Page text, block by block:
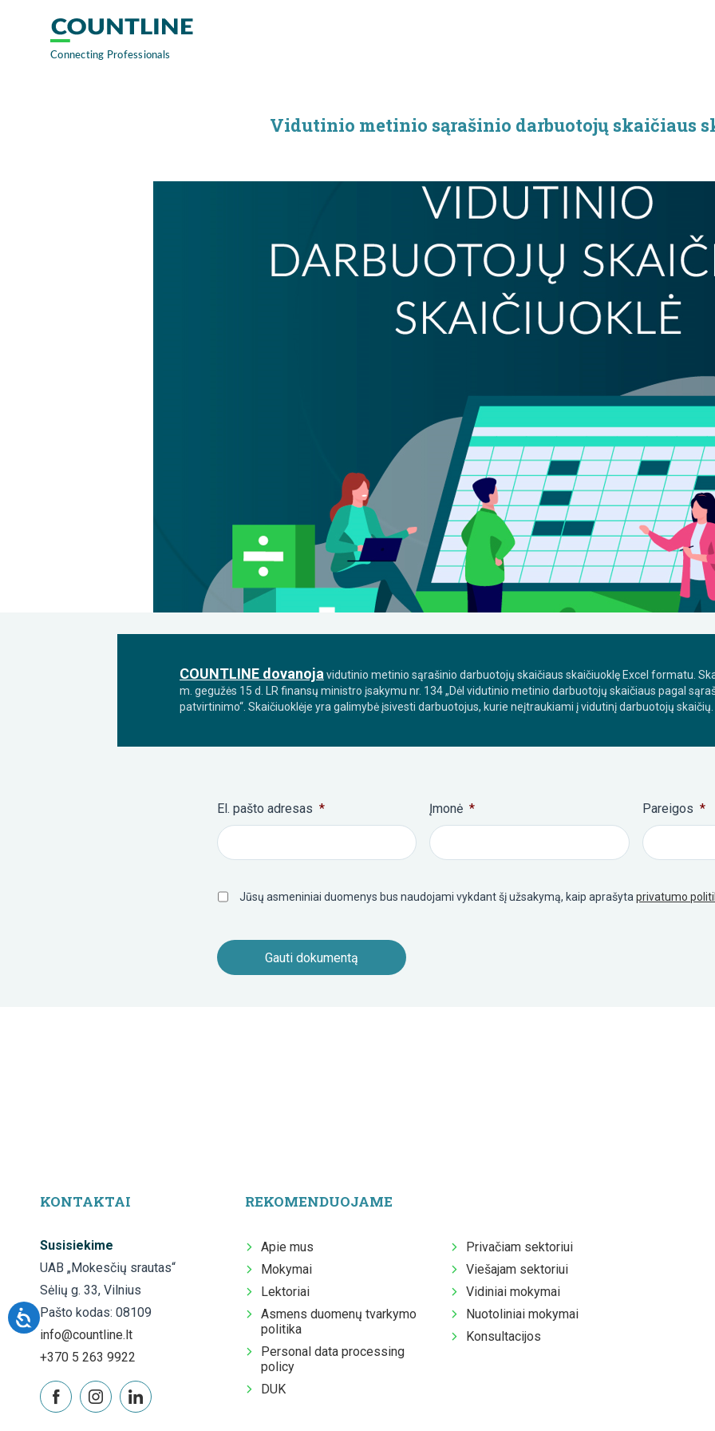
Vidutinio metinio sąrašinio darbuotojų skaičiaus
COUNTLINE dovanoja vidutinio metinio sąrašinio darbuotojų skaičiaus skaičiuoklę Excel formatu.
m. gegužės 15 d. LR finansų ministro įsakymu nr. 134 „Dėl vidutinio metinio darbuotojų skaičiaus pagal
patvirtinimo“. Skaičiuoklėje yra galimybė įsivesti darbuotojus, kurie neįtraukiami į vidutinį darbuotojų skaičių.
El. pašto adresas * Įmonė * Pareigos *
politika
*
Jūsų asmeniniai duomenys bus naudojami vykdant šį užsakymą, kaip aprašyta privatumo
KONTAKTAI
Susisiekime
UAB „Mokesčių srautas“
Sėlių g. 33, Vilnius
Pašto kodas: 08109
info@countline.lt
+370 5 263 9922
REKOMENDUOJAME
Apie mus
Mokymai
Lektoriai
Asmens duomenų tvarkymo
politika
Personal data processing
policy
DUK
Privačiam sektoriui
Viešajam sektoriui
Vidiniai mokymai
Nuotoliniai mokymai
Konsultacijos